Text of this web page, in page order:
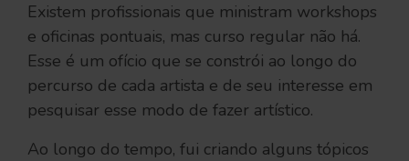
Existem profissionais que ministram workshops
e oficinas pontuais, mas curso regular não há.
Esse é um ofício que se constrói ao longo do
percurso de cada artista e de seu interesse em
pesquisar esse modo de fazer artístico.
Ao longo do tempo, fui criando alguns tópicos